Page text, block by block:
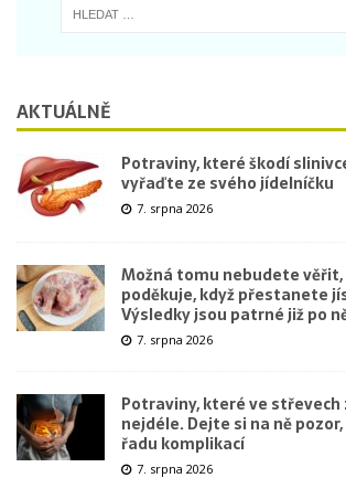
AKTUÁLNĚ
Potraviny, které škodí
vyřaďte ze svého jídelníčku
7. srpna 2026
Možná tomu nebudete
poděkuje, když přestanete
Výsledky jsou patrné již po
7. srpna 2026
Potraviny, které ve
nejdéle. Dejte si na ně
řadu komplikací
7. srpna 2026